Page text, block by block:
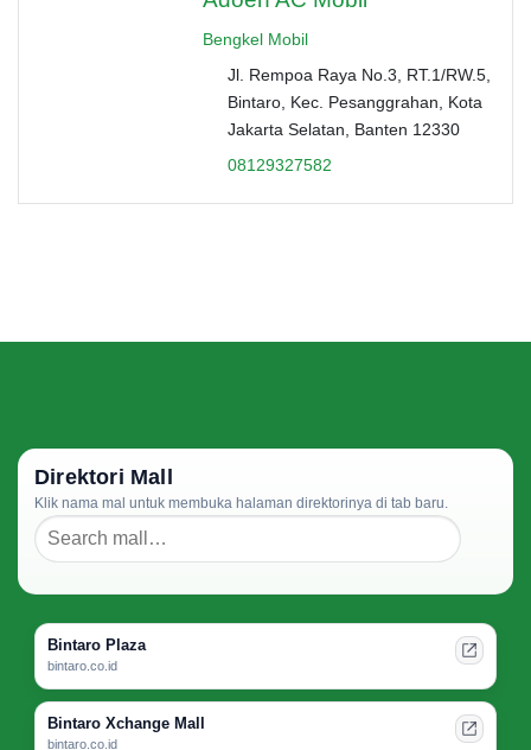
Bengkel Mobil
Jl. Rempoa Raya No.3, RT.1/RW.5,
Bintaro, Kec. Pesanggrahan, Kota
Jakarta Selatan, Banten 12330
08129327582
Direktori Mall
Klik nama mal untuk membuka halaman direktorinya di tab baru.
Bintaro Plaza
bintaro.co.id
Bintaro Xchange Mall
bintaro.co.id